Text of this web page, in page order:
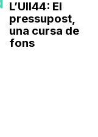
L’Ull44: El
pressupost,
una cursa de
fons